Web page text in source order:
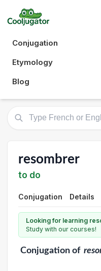
Conjugation
Etymology
Blog
resombrer
to do
Conjugation Details
Looking for learning
Study with our courses!
Conjugationof